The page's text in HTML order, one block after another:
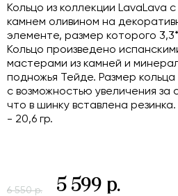
Кольцо из коллекции LavaLava
камнем оливином на
элементе, размер которого
Кольцо произведено
мастерами из камней и
подножья Тейде. Размер кольца
с возможностью увеличения за
что в шинку вставлена
- 20,6 гр.
6 550 р. 5 599 р.